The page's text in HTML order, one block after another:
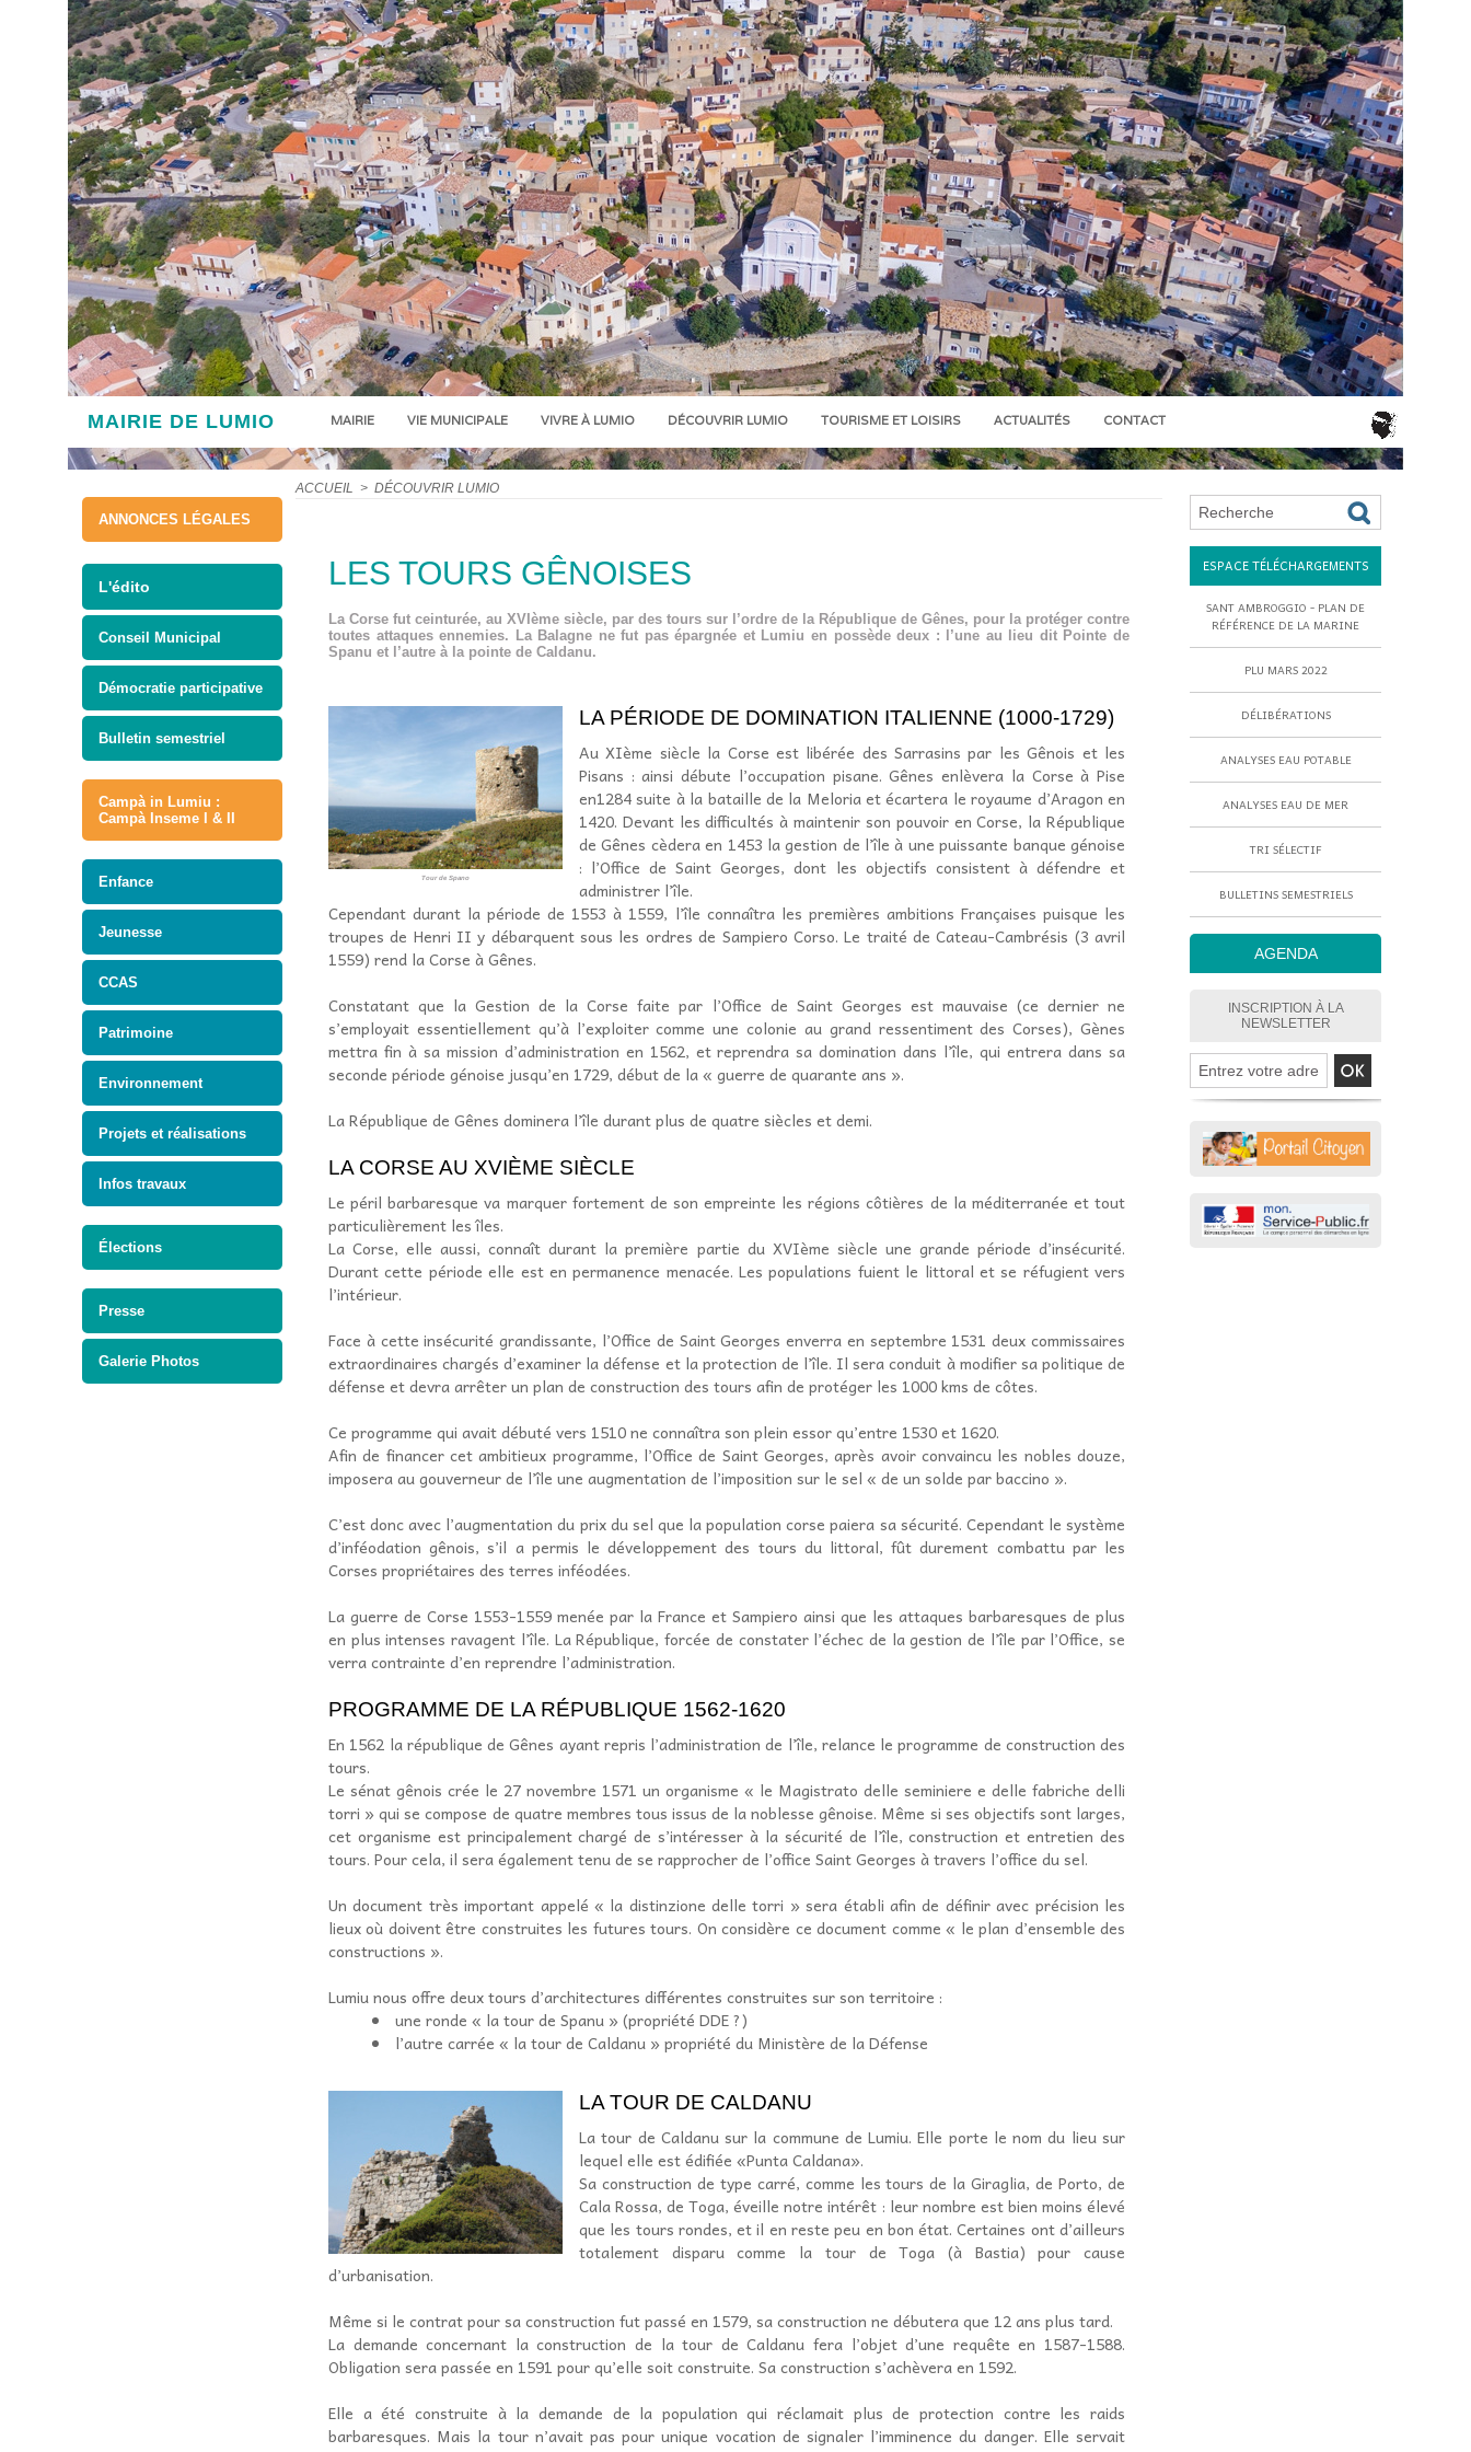
MAIRIE DE LUMIO MAIRIE VIE MUNICIPALE VIVRE À LUMIO DÉCOUVRIR LUMIO TOURISME ET LOISIRS ACTUALITÉS CONTACT
ANNONCES LÉGALES
L'édito
Conseil Municipal
Démocratie participative
Bulletin semestriel
Campà in Lumiu :
Campà Inseme I & II
Enfance
Jeunesse
CCAS
Patrimoine
Environnement
Projets et réalisations
Infos travaux
Élections
Presse
Galerie Photos
ACCUEIL > DÉCOUVRIR LUMIO
LES TOURS GÊNOISES
La Corse fut ceinturée, au XVIème siècle, par des tours sur l’ordre de la République de Gênes, pour la protéger contre
toutes attaques ennemies. La Balagne ne fut pas épargnée et Lumiu en possède deux : l’une au lieu dit Pointe de
Spanu et l’autre à la pointe de Caldanu.
Tour de Spano
LA PÉRIODE DE DOMINATION ITALIENNE (1000-1729)
Au XIème siècle la Corse est libérée des Sarrasins par les Gênois et les
Pisans : ainsi débute l’occupation pisane. Gênes enlèvera la Corse à Pise
en1284 suite à la bataille de la Meloria et écartera le royaume d’Aragon en
1420. Devant les difficultés à maintenir son pouvoir en Corse, la République
de Gênes cèdera en 1453 la gestion de l’île à une puissante banque génoise
: l’Office de Saint Georges, dont les objectifs consistent à défendre et
administrer l’île.
Cependant durant la période de 1553 à 1559, l’île connaîtra les premières ambitions Françaises puisque les
troupes de Henri II y débarquent sous les ordres de Sampiero Corso. Le traité de Cateau-Cambrésis (3 avril
1559) rend la Corse à Gênes.
Constatant que la Gestion de la Corse faite par l’Office de Saint Georges est mauvaise (ce dernier ne
s’employait essentiellement qu’à l’exploiter comme une colonie au grand ressentiment des Corses), Gènes
mettra fin à sa mission d’administration en 1562, et reprendra sa domination dans l’île, qui entrera dans sa
seconde période génoise jusqu’en 1729, début de la « guerre de quarante ans ».
La République de Gênes dominera l’île durant plus de quatre siècles et demi.
LA CORSE AU XVIÈME SIÈCLE
Le péril barbaresque va marquer fortement de son empreinte les régions côtières de la méditerranée et tout
particulièrement les îles.
La Corse, elle aussi, connaît durant la première partie du XVIème siècle une grande période d’insécurité.
Durant cette période elle est en permanence menacée. Les populations fuient le littoral et se réfugient vers
l’intérieur.
Face à cette insécurité grandissante, l’Office de Saint Georges enverra en septembre 1531 deux commissaires
extraordinaires chargés d’examiner la défense et la protection de l’île. Il sera conduit à modifier sa politique de
défense et devra arrêter un plan de construction des tours afin de protéger les 1000 kms de côtes.
Ce programme qui avait débuté vers 1510 ne connaîtra son plein essor qu’entre 1530 et 1620.
Afin de financer cet ambitieux programme, l’Office de Saint Georges, après avoir convaincu les nobles douze,
imposera au gouverneur de l’île une augmentation de l’imposition sur le sel « de un solde par baccino ».
C’est donc avec l’augmentation du prix du sel que la population corse paiera sa sécurité. Cependant le système
d’inféodation gênois, s’il a permis le développement des tours du littoral, fût durement combattu par les
Corses propriétaires des terres inféodées.
La guerre de Corse 1553-1559 menée par la France et Sampiero ainsi que les attaques barbaresques de plus
en plus intenses ravagent l’île. La République, forcée de constater l’échec de la gestion de l’île par l’Office, se
verra contrainte d’en reprendre l’administration.
PROGRAMME DE LA RÉPUBLIQUE 1562-1620
En 1562 la république de Gênes ayant repris l’administration de l’île, relance le programme de construction des
tours.
Le sénat gênois crée le 27 novembre 1571 un organisme « le Magistrato delle seminiere e delle fabriche delli
torri » qui se compose de quatre membres tous issus de la noblesse gênoise. Même si ses objectifs sont larges,
cet organisme est principalement chargé de s’intéresser à la sécurité de l’île, construction et entretien des
tours. Pour cela, il sera également tenu de se rapprocher de l’office Saint Georges à travers l’office du sel.
Un document très important appelé « la distinzione delle torri » sera établi afin de définir avec précision les
lieux où doivent être construites les futures tours. On considère ce document comme « le plan d’ensemble des
constructions ».
Lumiu nous offre deux tours d’architectures différentes construites sur son territoire :
une ronde « la tour de Spanu » (propriété DDE ?)
l’autre carrée « la tour de Caldanu » propriété du Ministère de la Défense
LA TOUR DE CALDANU
La tour de Caldanu sur la commune de Lumiu. Elle porte le nom du lieu sur
lequel elle est édifiée «Punta Caldana».
Sa construction de type carré, comme les tours de la Giraglia, de Porto, de
Cala Rossa, de Toga, éveille notre intérêt : leur nombre est bien moins élevé
que les tours rondes, et il en reste peu en bon état. Certaines ont d’ailleurs
totalement disparu comme la tour de Toga (à Bastia) pour cause
d’urbanisation.
Même si le contrat pour sa construction fut passé en 1579, sa construction ne débutera que 12 ans plus tard.
La demande concernant la construction de la tour de Caldanu fera l’objet d’une requête en 1587-1588.
Obligation sera passée en 1591 pour qu’elle soit construite. Sa construction s’achèvera en 1592.
Elle a été construite à la demande de la population qui réclamait plus de protection contre les raids
barbaresques. Mais la tour n’avait pas pour unique vocation de signaler l’imminence du danger. Elle servait
ESPACE TÉLÉCHARGEMENTS
SANT AMBROGGIO - PLAN DE
RÉFÉRENCE DE LA MARINE
PLU MARS 2022
DÉLIBÉRATIONS
ANALYSES EAU POTABLE
ANALYSES EAU DE MER
TRI SÉLECTIF
BULLETINS SEMESTRIELS
AGENDA
INSCRIPTION À LA
NEWSLETTER